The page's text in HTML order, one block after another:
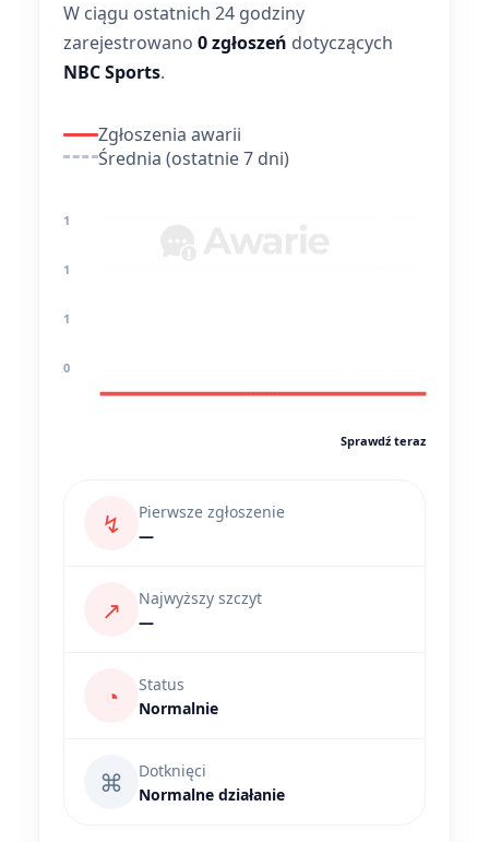
W ciągu ostatnich 24 godziny
zarejestrowano 0 zgłoszeń dotyczących
NBC Sports.
Zgłoszenia awarii
Średnia (ostatnie 7 dni)
1
1
1
0
Sprawdź teraz
↯
Pierwsze zgłoszenie
—
↗
Najwyższy szczyt
—
◔
Status
Normalnie
⌘
Dotknięci
Normalne działanie